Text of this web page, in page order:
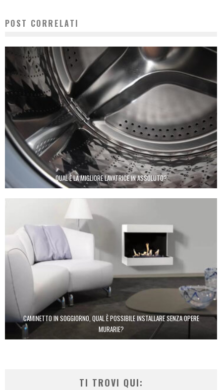
POST CORRELATI
QUAL È LA MIGLIORE LAVATRICE IN ASSOLUTO?
CAMINETTO IN SOGGIORNO, QUAL È POSSIBILE INSTALLARE SENZA OPERE
MURARIE?
TI TROVI QUI: